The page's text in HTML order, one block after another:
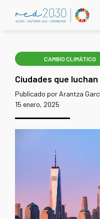
CAMBIO CLIMÁTICO
Ciudades que
Publicado por Arantza
15 enero, 2025